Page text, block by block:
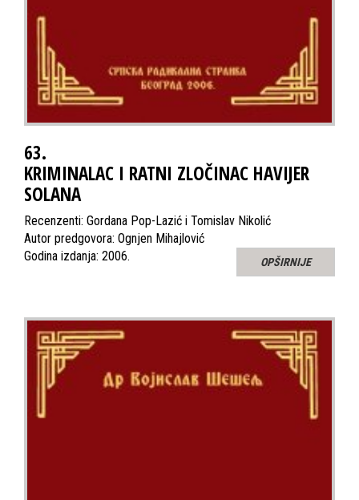
63.
KRIMINALAC I RATNI ZLOČINAC HAVIJER
SOLANA
Recenzenti: Gordana Pop-Lazić i Tomislav Nikolić
Autor predgovora: Ognjen Mihajlović
Godina izdanja: 2006.
OPŠIRNIJE